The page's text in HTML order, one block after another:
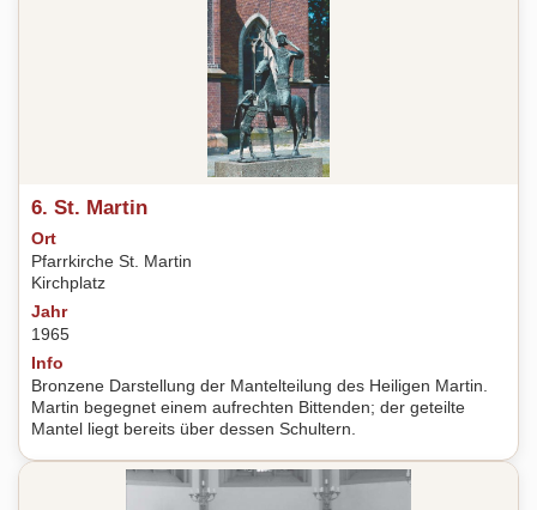
6. St. Martin
Ort
Pfarrkirche St. Martin
Kirchplatz
Jahr
1965
Info
Bronzene Darstellung der Mantelteilung des Heiligen Martin.
Martin begegnet einem aufrechten Bittenden; der geteilte
Mantel liegt bereits über dessen Schultern.